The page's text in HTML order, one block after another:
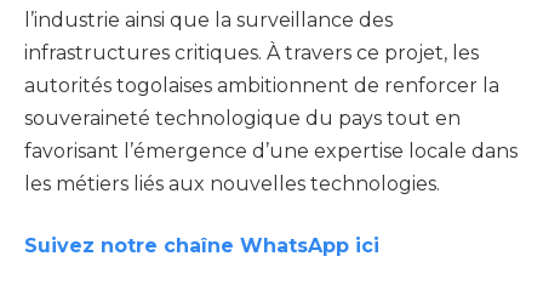
l’industrie ainsi que la surveillance des
infrastructures critiques. À travers ce projet, les
autorités togolaises ambitionnent de renforcer la
souveraineté technologique du pays tout en
favorisant l’émergence d’une expertise locale dans
les métiers liés aux nouvelles technologies.
Suivez notre chaîne WhatsApp ici